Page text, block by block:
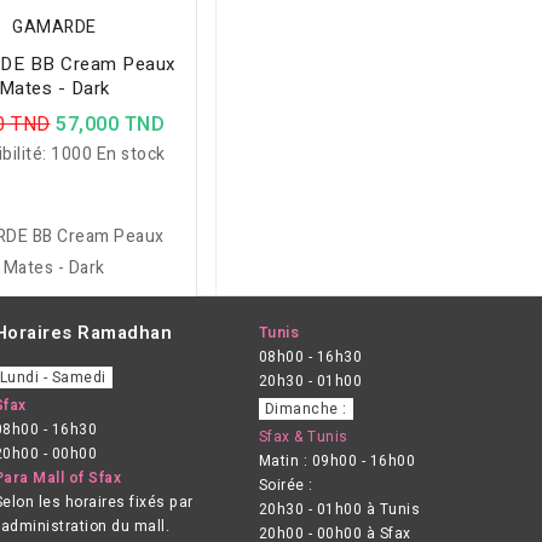
GAMARDE
BB Cream Peaux
- Dark
TND57,000 TND
1000 En stock
BB Cream Peaux
Mates - Dark
Ramadhan
Lundi - Samedi
- 16h30
- 00h00
Mall of Sfax
les horaires fixés par
du mall.
Tunis
08h00 - 16h30
20h30 - 01h00
Dimanche :
Sfax & Tunis
Matin : 09h00 - 16h00
Soirée :
20h30 - 01h00 à Tunis
20h00 - 00h00 à Sfax